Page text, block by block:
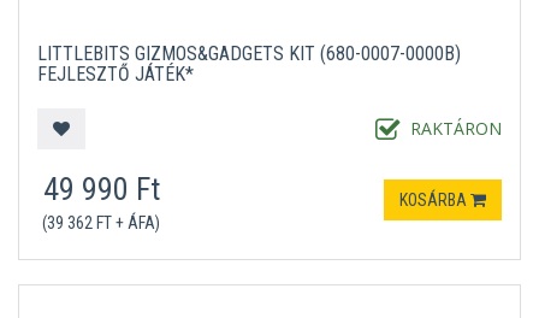
LITTLEBITS GIZMOS&GADGETS KIT (680-0007-0000B)
FEJLESZTŐ JÁTÉK*
RAKTÁRON
49 990 Ft
(39 362 FT + ÁFA)
KOSÁRBA